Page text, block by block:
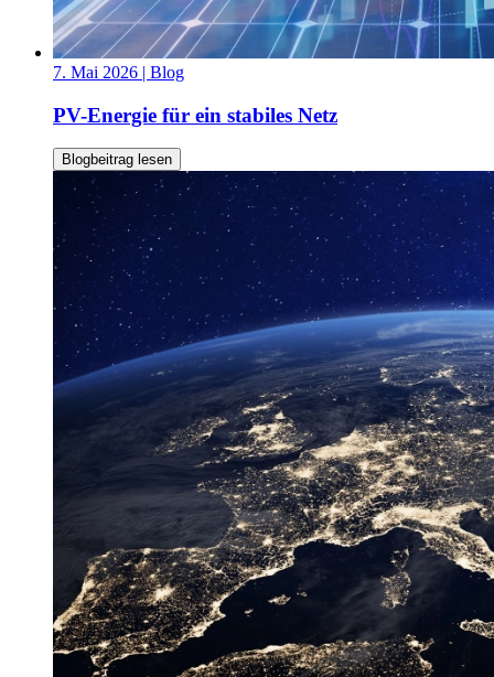
7. Mai 2026 | Blog
PV-Energie für ein stabiles Netz
Blogbeitrag lesen